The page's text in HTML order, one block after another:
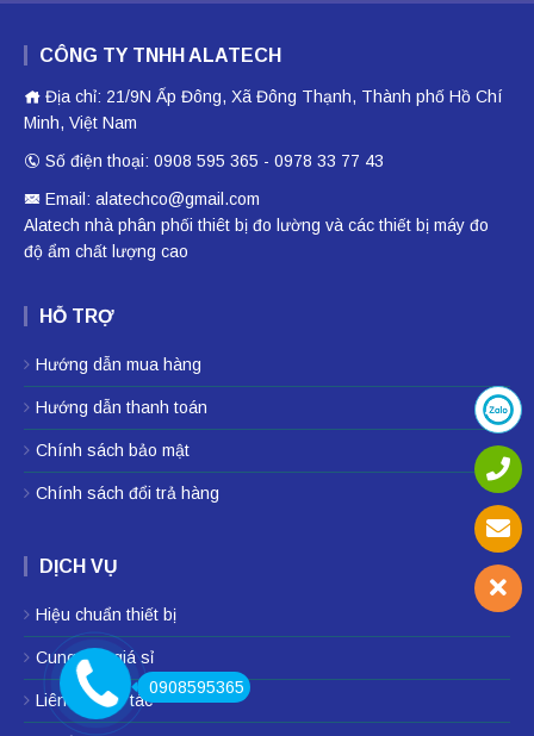
CÔNG TY TNHH ALATECH
Địa chỉ: 21/9N Ấp Đông, Xã Đông Thạnh, Thành phố Hồ Chí
Minh, Việt Nam
Số điện thoại: 0908 595 365 - 0978 33 77 43
Email: alatechco@gmail.com
Alatech nhà phân phối thiêt bị đo lường và các thiết bị máy đo
độ ẩm chất lượng cao
HỖ TRỢ
Hướng dẫn mua hàng
Hướng dẫn thanh toán
Chính sách bảo mật
Chính sách đổi trả hàng
DỊCH VỤ
Hiệu chuẩn thiết bị
Cung cấp giá sỉ
Liên hệ hợp tác
0908595365